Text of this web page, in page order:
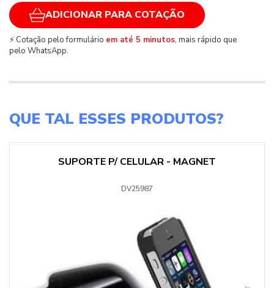
ADICIONAR PARA COTAÇÃO
⚡ Cotação pelo formulário em até 5 minutos, mais rápido que
pelo WhatsApp.
QUE TAL ESSES PRODUTOS?
SUPORTE P/ CELULAR - MAGNET
DV25987